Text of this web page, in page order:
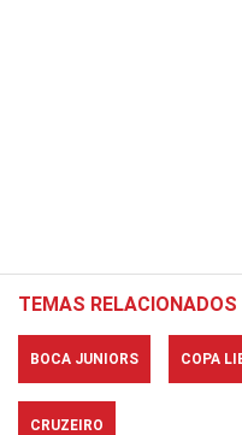
TEMAS RELACIONADOS
BOCA JUNIORS COPA
CRUZEIRO